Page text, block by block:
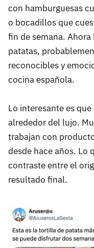
con hamburguesas
o bocadillos que
fin de semana.
patatas,
reconocibles y
cocina española.
Lo interesante es
alrededor del lujo.
trabajan con
desde hace años. Lo
contraste entre el
resultado final.